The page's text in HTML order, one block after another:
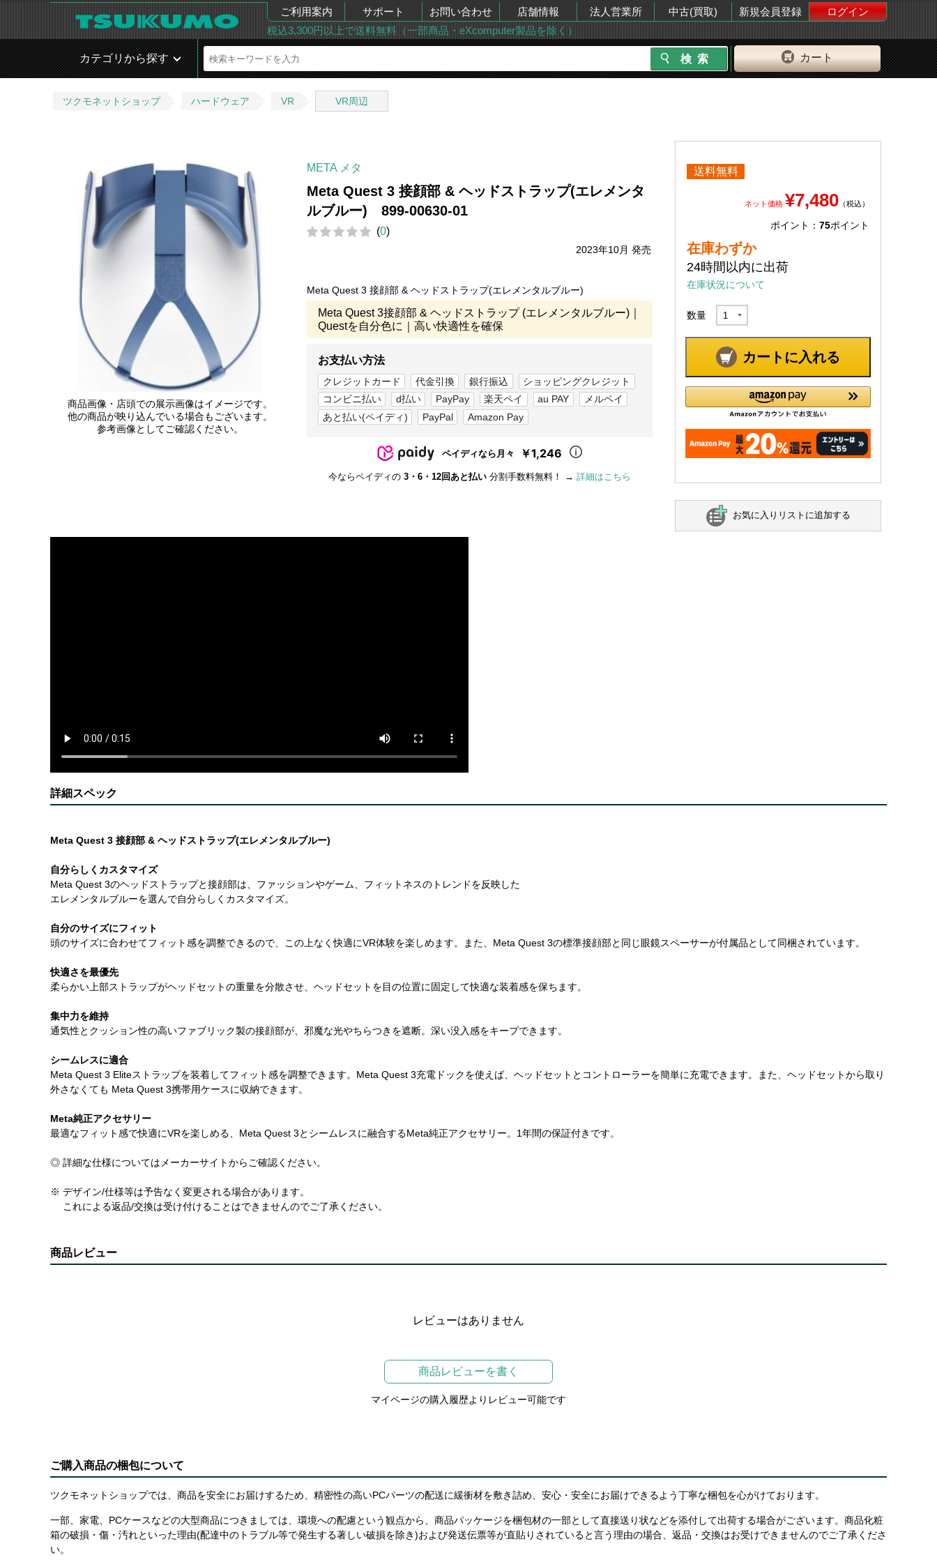
ご利用案内 サポート お問い合わせ 店舗情報 法人営業所 中古(買取) 新規会員登録
ログイン
税込3,300円以上で送料無料（一部商品・eXcomputer製品を除く）
カート
カテゴリから探す
ツクモネットショップ ハードウェア VR VR周辺
商品画像・店頭での展示画像はイメージです。
他の商品が映り込んでいる場合もございます。
参考画像としてご確認ください。
META メタ
Meta Quest 3 接顔部 & ヘッドストラップ(エレメンタ
ルブルー) 899-00630-01
(0)
2023年10月 発売
Meta Quest 3 接顔部 & ヘッドストラップ(エレメンタルブルー)
Meta Quest 3接顔部 & ヘッドストラップ (エレメンタルブルー)｜
Questを自分色に｜高い快適性を確保
お支払い方法
クレジットカード 代金引換 銀行振込
ショッピングクレジット
コンビニ払い
d払い PayPay 楽天ペイ au PAY
メルペイ
あと払い(ペイディ)
PayPal Amazon Pay
ペイディなら月々 ￥1,246
今ならペイディの 3・6・12回あと払い 分割手数料無料！ → 詳細はこちら
送料無料
ネット価格 ¥7,480 （税込）
ポイント： 75ポイント
在庫わずか
24時間以内に出荷
在庫状況について
数量
カートに入れる
お気に入りリストに追加する
詳細スペック
Meta Quest 3 接顔部 & ヘッドストラップ(エレメンタルブルー)
自分らしくカスタマイズ
Meta Quest 3のヘッドストラップと接顔部は、ファッションやゲーム、フィットネスのトレンドを反映した
エレメンタルブルーを選んで自分らしくカスタマイズ。
自分のサイズにフィット
頭のサイズに合わせてフィット感を調整できるので、この上なく快適にVR体験を楽しめます。また、Meta Quest 3の標準接顔部と同じ眼鏡スペーサーが付属品として同梱されています。
快適さを最優先
柔らかい上部ストラップがヘッドセットの重量を分散させ、ヘッドセットを目の位置に固定して快適な装着感を保ちます。
集中力を維持
通気性とクッション性の高いファブリック製の接顔部が、邪魔な光やちらつきを遮断。深い没入感をキープできます。
シームレスに適合
Meta Quest 3 Eliteストラップを装着してフィット感を調整できます。Meta Quest 3充電ドックを使えば、ヘッドセットとコントローラーを簡単に充電できます。また、ヘッドセットから取り
外さなくても Meta Quest 3携帯用ケースに収納できます。
Meta純正アクセサリー
最適なフィット感で快適にVRを楽しめる、Meta Quest 3とシームレスに融合するMeta純正アクセサリー。1年間の保証付きです。
◎ 詳細な仕様についてはメーカーサイトからご確認ください。
※ デザイン/仕様等は予告なく変更される場合があります。
これによる返品/交換は受け付けることはできませんのでご了承ください。
商品レビュー
レビューはありません
商品レビューを書く
マイページの購入履歴よりレビュー可能です
ご購入商品の梱包について
ツクモネットショップでは、商品を安全にお届けするため、精密性の高いPCパーツの配送に緩衝材を敷き詰め、安心・安全にお届けできるよう丁寧な梱包を心がけております。
一部、家電、PCケースなどの大型商品につきましては、環境への配慮という観点から、商品パッケージを梱包材の一部として直接送り状などを添付して出荷する場合がございます。商品化粧
箱の破損・傷・汚れといった理由(配達中のトラブル等で発生する著しい破損を除き)および発送伝票等が直貼りされていると言う理由の場合、返品・交換はお受けできませんのでご了承くださ
い。